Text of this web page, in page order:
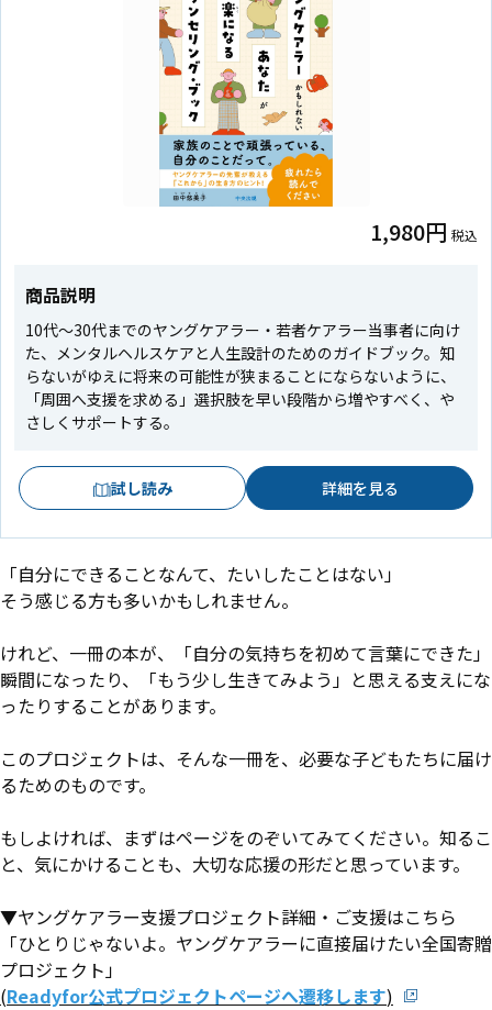
1,980円 税込
商品説明
10代～30代までのヤングケアラー・若者ケアラー当事者に向け
た、メンタルヘルスケアと人生設計のためのガイドブック。知
らないがゆえに将来の可能性が狭まることにならないように、
「周囲へ支援を求める」選択肢を早い段階から増やすべく、や
さしくサポートする。
試し読み 詳細を見る
「自分にできることなんて、たいしたことはない」
そう感じる方も多いかもしれません。
けれど、一冊の本が、「自分の気持ちを初めて言葉にできた」
瞬間になったり、「もう少し生きてみよう」と思える支えにな
ったりすることがあります。
このプロジェクトは、そんな一冊を、必要な子どもたちに届け
るためのものです。
もしよければ、まずはページをのぞいてみてください。知るこ
と、気にかけることも、大切な応援の形だと思っています。
▼ヤングケアラー支援プロジェクト詳細・ご支援はこちら
「ひとりじゃないよ。ヤングケアラーに直接届けたい全国寄贈
プロジェクト」
(Readyfor公式プロジェクトページへ遷移します)